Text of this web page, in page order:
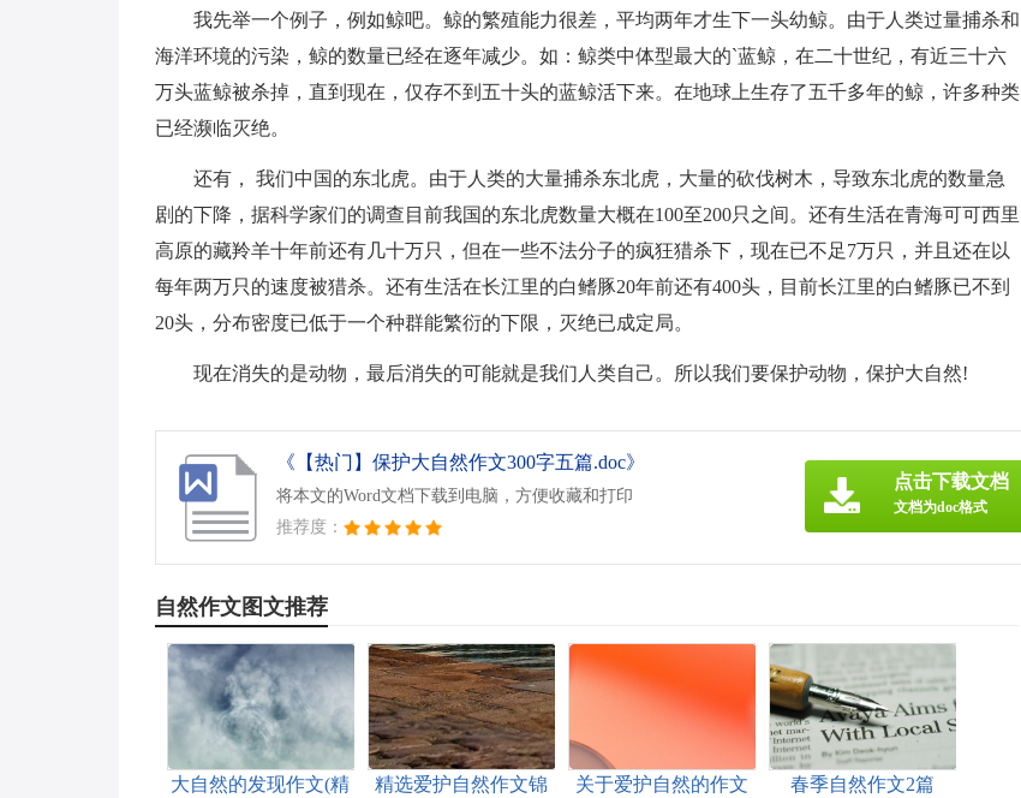
我先举一个例子，例如鲸吧。鲸的繁殖能力很差，平均两年才生下一头幼鲸。由于人类过量捕杀和
海洋环境的污染，鲸的数量已经在逐年减少。如：鲸类中体型最大的`蓝鲸，在二十世纪，有近三十六
万头蓝鲸被杀掉，直到现在，仅存不到五十头的蓝鲸活下来。在地球上生存了五千多年的鲸，许多种类
已经濒临灭绝。
还有， 我们中国的东北虎。由于人类的大量捕杀东北虎，大量的砍伐树木，导致东北虎的数量急
剧的下降，据科学家们的调查目前我国的东北虎数量大概在100至200只之间。还有生活在青海可可西里
高原的藏羚羊十年前还有几十万只，但在一些不法分子的疯狂猎杀下，现在已不足7万只，并且还在以
每年两万只的速度被猎杀。还有生活在长江里的白鳍豚20年前还有400头，目前长江里的白鳍豚已不到
20头，分布密度已低于一个种群能繁衍的下限，灭绝已成定局。
现在消失的是动物，最后消失的可能就是我们人类自己。所以我们要保护动物，保护大自然!
《【热门】保护大自然作文300字五篇.doc》
将本文的Word文档下载到电脑，方便收藏和打印
推荐度：
点击下载文档
文档为doc格式
自然作文图文推荐
大自然的发现作文(精 精选爱护自然作文锦 关于爱护自然的作文 春季自然作文2篇